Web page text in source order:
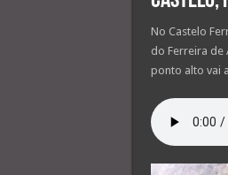
No Castelo
do Ferreira de
ponto alto vai